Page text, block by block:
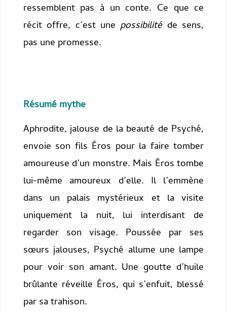
ressemblent pas à un conte. Ce que ce
récit offre, c’est unepossibilitéde sens,
pas une promesse.
Résumé mythe
Aphrodite, jalouse de la beauté de Psyché,
envoie son fils Éros pour la faire tomber
amoureuse d’un monstre. Mais Éros tombe
lui-même amoureux d’elle. Il l’emmène
dans un palais mystérieux et la visite
uniquement la nuit, lui interdisant de
regarder son visage. Poussée par ses
sœurs jalouses, Psyché allume une lampe
pour voir son amant. Une goutte d’huile
brûlante réveille Éros, qui s’enfuit, blessé
par sa trahison.